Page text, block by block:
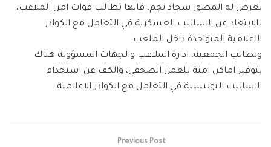
تعرض له المصور سجاد نجم، فانها تطالب قوات امن الملاعب،
بالابتعاد عن الاساليب العسكرية في التعامل مع الكوادر
الاعلامية المتواجدة داخل الملعب.
وتطالب الجمعية، ادارة الملاعب والجهات المسؤولة هناك
بتوفير اماكن امنة للعمل الصحفي، والكف عن استخدام
الاساليب البوليسية في التعامل مع الكوادر الاعلامية.
Previous Post